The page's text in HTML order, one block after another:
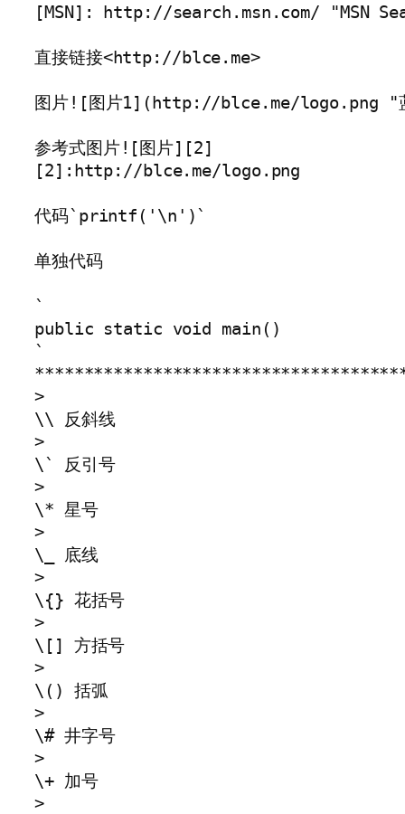
[MSN]: http://search.msn.com/ "MSN
直接链接<http://blce.me>
图片![图片1](http://blce.me/logo.png "
参考式图片![图片][2]
[2]:http://blce.me/logo.png
代码`printf('\n')`
单独代码
`
public static void main()
`
>
\\ 反斜线
>
\` 反引号
>
\* 星号
>
\_ 底线
>
\{} 花括号
>
\[] 方括号
>
\() 括弧
>
\# 井字号
>
\+ 加号
>